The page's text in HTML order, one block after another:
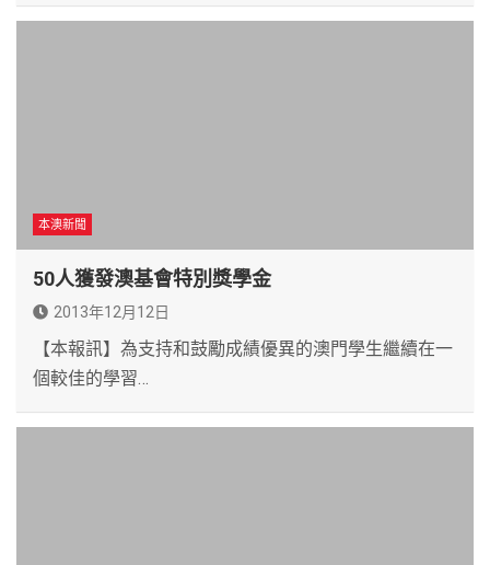
本澳新聞
50人獲發澳基會特別獎學金
2013年12月12日
【本報訊】為支持和鼓勵成績優異的澳門學生繼續在一
個較佳的學習…